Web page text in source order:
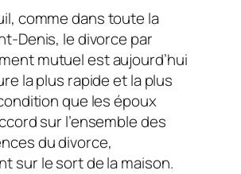
comme dans toute la
Denis, le divorce par
mutuel est aujourd’hui
la plus rapide et la plus
que les époux
sur l’ensemble des
du divorce,
sur le sort de la maison.